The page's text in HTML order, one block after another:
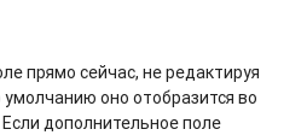
прямо сейчас, не редактируя
оно отобразится во
Если дополнительное поле